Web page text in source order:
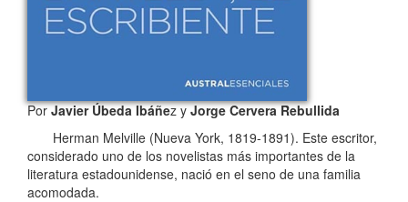
PorJavier Úbeda Ibáñez yJorge Cervera Rebullida
Herman Melville (Nueva York, 1819-1891). Este escritor,
considerado uno de los novelistas más importantes de la
literatura estadounidense, nació en el seno de una familia
acomodada.